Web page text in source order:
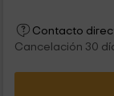
Contacto
Cancelación 30